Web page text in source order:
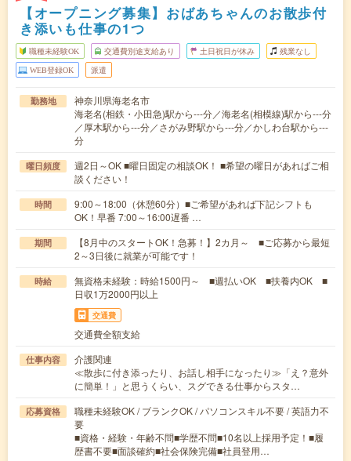
【オープニング募集】おばあちゃんのお散歩付
き添いも仕事の1つ
職種未経験OK 交通費別途支給あり 土日祝日が休み 残業なし
WEB登録OK 派遣
勤務地
神奈川県海老名市
海老名(相鉄・小田急)駅から---分／海老名(相模線)駅から---分
／厚木駅から---分／さがみ野駅から---分／かしわ台駅から---
分
曜日頻度
週2日～OK ■曜日固定の相談OK！ ■希望の曜日があればご相
談ください！
時間
9:00～18:00（休憩60分）■ご希望があれば下記シフトも
OK！早番 7:00～16:00遅番 …
期間
【8月中のスタートOK！急募！】2カ月～ ■ご応募から最短
2～3日後に就業が可能です！
時給
無資格未経験：時給1500円～ ■週払いOK ■扶養内OK ■
日収1万2000円以上
交通費
交通費全額支給
仕事内容
介護関連
≪散歩に付き添ったり、お話し相手になったり≫「え？意外
に簡単！」と思うくらい、スグできる仕事からスタ…
応募資格
職種未経験OK / ブランクOK / パソコンスキル不要 / 英語力不
要
■資格・経験・年齢不問■学歴不問■10名以上採用予定！■履
歴書不要■面談確約■社会保険完備■社員登用…